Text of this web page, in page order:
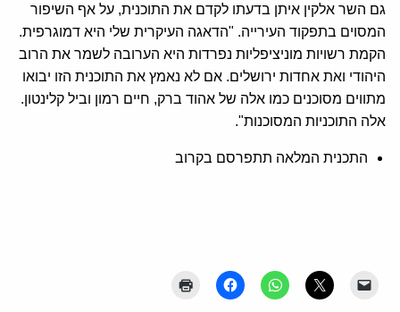
גם השר אלקין איתן בדעתו לקדם את התוכנית, על אף השיפור
המסוים בתפקוד העירייה. "הדאגה העיקרית שלי היא דמוגרפית.
הקמת רשויות מוניציפליות נפרדות היא הערובה לשמר את הרוב
היהודי ואת אחדות ירושלים. אם לא נאמץ את התוכנית הזו יבואו
מתווים מסוכנים כמו אלה של אהוד ברק, חיים רמון וביל קלינטון.
אלה התוכניות המסוכנות".
התכנית המלאה תתפרסם בקרוב